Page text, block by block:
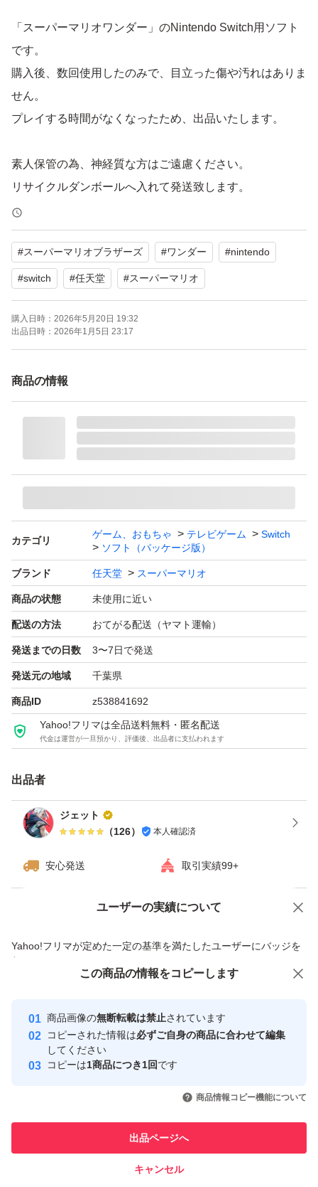
「スーパーマリオワンダー」のNintendo Switch用ソフト
です。
購入後、数回使用したのみで、目立った傷や汚れはありま
せん。
プレイする時間がなくなったため、出品いたします。
素人保管の為、神経質な方はご遠慮ください。
リサイクルダンボールへ入れて発送致します。
【ブランド】任天堂
【商品の状態】未使用に近い
【対応機種】Nintendo Switch
よろしくお願いいたします。--
ソフトウェア対象年齢：全年齢対象
プレイモード：TVモード対応 テーブルモード対応 携帯モ
#スーパーマリオブラザーズ #ワンダー #nintendo
#switch #任天堂 #スーパーマリオ
購入日時： 2026年5月20日 19:32
出品日時： 2026年1月5日 23:17
商品の情報
カテゴリ
ゲーム、おもちゃ テレビゲーム
Switch
ソフト（パッケージ版）
ブランド 任天堂 スーパーマリオ
商品の状態 未使用に近い
配送の方法 おてがる配送（ヤマト運輸）
発送までの日数 3〜7日で発送
発送元の地域 千葉県
商品ID z538841692
Yahoo!フリマは全品送料無料・匿名配送
代金は運営が一旦預かり、評価後、出品者に支払われます
出品者
ジェット
（126） 本人確認済
安心発送 取引実績99+
ユーザーの実績について
Yahoo!フリマが定めた一定の基準を満たしたユーザーにバッジを
付与しています
安心取引出品者
心・安全なユーザーです
取引実績
引を完了させた実績があります
での取引実績があります
価格の相談 商品への質問
この商品の情報をコピーします
商品画像の無断転載は禁止されています
コピーされた情報は必ずご自身の商品に合わせて編集
してください
コピーは1商品につき1回です
商品情報コピー機能について
出品ページへ
キャンセル
この商品をみている人にオススメ